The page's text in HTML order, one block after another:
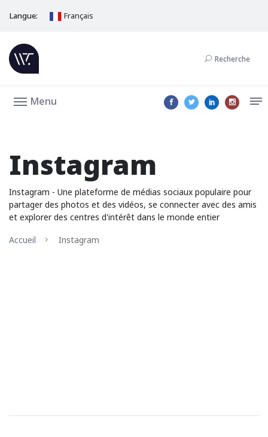
Langue: Français
Recherche
Menu
Instagram
Instagram - Une plateforme de médias sociaux populaire pour
partager des photos et des vidéos, se connecter avec des amis
et explorer des centres d'intérêt dans le monde entier
Accueil
Instagram